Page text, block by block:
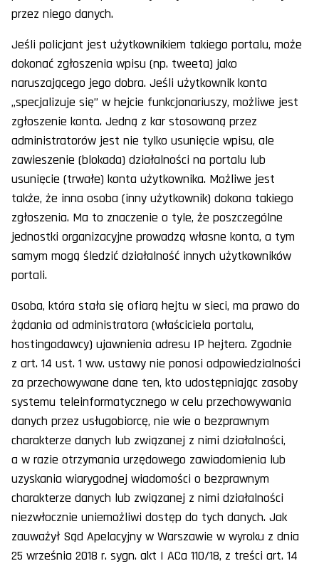
przez niego danych.
Jeśli policjant jest użytkownikiem takiego portalu, może
dokonać zgłoszenia wpisu (np. tweeta) jako
naruszającego jego dobra. Jeśli użytkownik konta
„specjalizuje się” w hejcie funkcjonariuszy, możliwe jest
zgłoszenie konta. Jedną z kar stosowaną przez
administratorów jest nie tylko usunięcie wpisu, ale
zawieszenie (blokada) działalności na portalu lub
usunięcie (trwałe) konta użytkownika. Możliwe jest
także, że inna osoba (inny użytkownik) dokona takiego
zgłoszenia. Ma to znaczenie o tyle, że poszczególne
jednostki organizacyjne prowadzą własne konta, a tym
samym mogą śledzić działalność innych użytkowników
portali.
Osoba, która stała się ofiarą hejtu w sieci, ma prawo do
żądania od administratora (właściciela portalu,
hostingodawcy) ujawnienia adresu IP hejtera. Zgodnie
z art. 14 ust. 1 ww. ustawy nie ponosi odpowiedzialności
za przechowywane dane ten, kto udostępniając zasoby
systemu teleinformatycznego w celu przechowywania
danych przez usługobiorcę, nie wie o bezprawnym
charakterze danych lub związanej z nimi działalności,
a w razie otrzymania urzędowego zawiadomienia lub
uzyskania wiarygodnej wiadomości o bezprawnym
charakterze danych lub związanej z nimi działalności
niezwłocznie uniemożliwi dostęp do tych danych. Jak
zauważył Sąd Apelacyjny w Warszawie w wyroku z dnia
25 września 2018 r. sygn. akt I ACa 110/18, z treści art. 14